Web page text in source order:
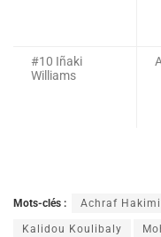
#10 Iñaki
Williams
Mots-clés : Achraf Hakimi
Kalidou Koulibaly